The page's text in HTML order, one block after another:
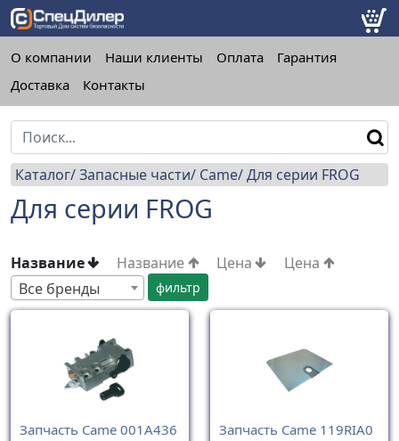
О компании Наши клиенты Оплата
Гарантия
Доставка
Контакты
Каталог Запасные части Came Для серии FROG
Для серии FROG
Название Название Цена
Цена
Все бренды
Запчасть Came 001A436
Запчасть Came 119RIA0